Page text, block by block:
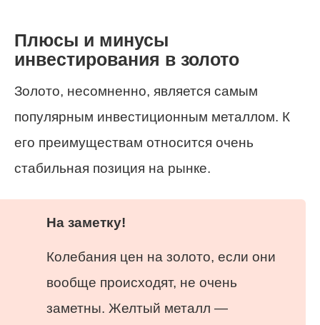
Плюсы и минусы
инвестирования в золото
Золото, несомненно, является самым
популярным инвестиционным металлом. К
его преимуществам относится очень
стабильная позиция на рынке.
На заметку!
Колебания цен на золото, если они
вообще происходят, не очень
заметны. Желтый металл —